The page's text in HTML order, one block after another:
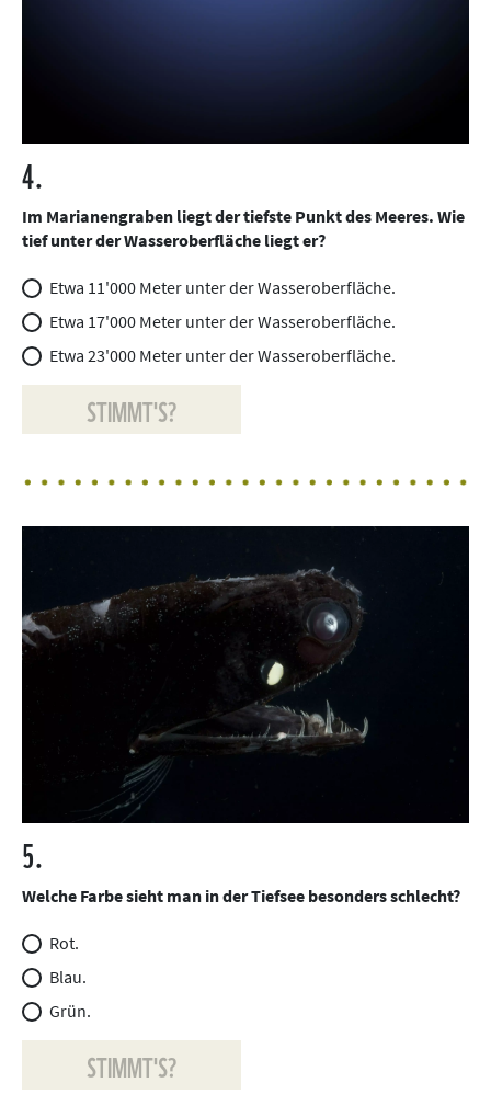
4.
Im Marianengraben liegt der tiefste Punkt des Meeres. Wie
tief unter der Wasseroberfläche liegt er?
Etwa 11'000 Meter unter der Wasseroberfläche.
Etwa 17'000 Meter unter der Wasseroberfläche.
Etwa 23'000 Meter unter der Wasseroberfläche.
STIMMT'S?
5.
Welche Farbe sieht man in der Tiefsee besonders schlecht?
Rot.
Blau.
Grün.
STIMMT'S?